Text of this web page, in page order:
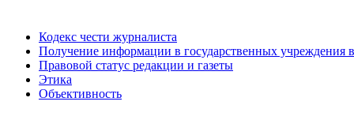
Кодекс чести журналиста
Получение информации в государственных учреждения
Правовой статус редакции и газеты
Этика
Объективность